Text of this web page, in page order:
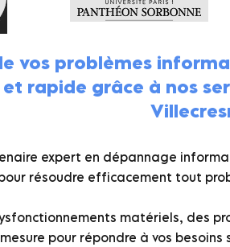
vos problèmes
rapide grâce à nos
expert en dépannage
résoudre efficacement tout
matériels, des
pour répondre à vos